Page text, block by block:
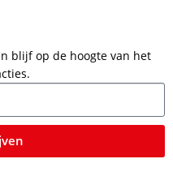
blijf op de hoogte van het